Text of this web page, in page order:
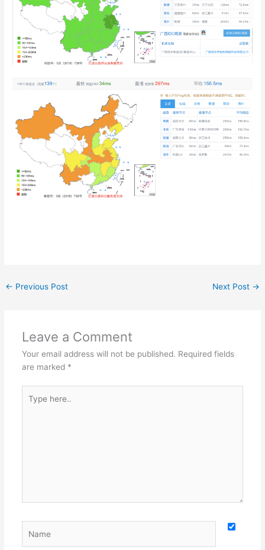
← Previous Post Next Post →
Leave a Comment
Your email address will not be published. Required fields
are marked *
here..